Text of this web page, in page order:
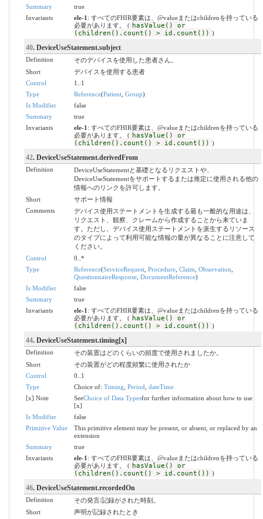
Summary
true
Invariants
ele-1 : すべてのFHIR要素は、@valueまたはchildrenを持っている
必要があります。 ( hasValue() or
(children().count() > id.count()) )
40. DeviceUseStatement.subject
Definition
そのデバイスを使用した患者さん。
Short
デバイスを使用する患者
Control
1..1
Type
Reference(Patient, Group)
Is Modifier
false
Summary
true
Invariants
ele-1 : すべてのFHIR要素は、@valueまたはchildrenを持っている
必要があります。 ( hasValue() or
(children().count() > id.count()) )
42. DeviceUseStatement.derivedFrom
Definition
DeviceUseStatementと基礎となるリクエストや、
DeviceUseStatementをサポートするまたは推定に使用される他の
情報へのリンクを許可します。
Short
サポート情報
Comments
デバイス使用ステートメントを生成する最も一般的な用途は、
リクエスト、観察、クレームから作成することから来ていま
す。ただし、デバイス使用ステートメントを派生するリソース
のタイプによって利用可能な情報の量が異なることに注意して
ください。
Control
0..*
Type
Reference(ServiceRequest, Procedure, Claim Observation
QuestionnaireResponse, DocumentReference)
Is Modifier
false
Summary
true
Invariants
ele-1 : すべてのFHIR要素は、@valueまたはchildrenを持っている
必要があります。 ( hasValue() or
(children().count() > id.count()) )
44. DeviceUseStatement.timing[x]
Definition
その装置はどのくらいの頻度で使用されましたか。
Short
その装置がどの程度頻繁に使用されたか
Control
0..1
Type
Choice of: Timing Period dateTime
[x] Note
SeeChoice of Data Typesfor further information about how to use
[x]
Is Modifier
false
Primitive Value
This primitive element may be present, or absent, or replaced by an
extension
Summary
true
Invariants
ele-1 : すべてのFHIR要素は、@valueまたはchildrenを持っている
必要があります。 ( hasValue() or
(children().count() > id.count()) )
46. DeviceUseStatement.recordedOn
Definition
その発言/記録がされた時刻。
Short
声明が記録されたとき